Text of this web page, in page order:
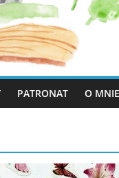
PATRONAT O MNIE